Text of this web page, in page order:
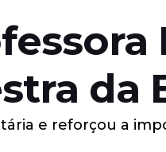
da
e reforçou a